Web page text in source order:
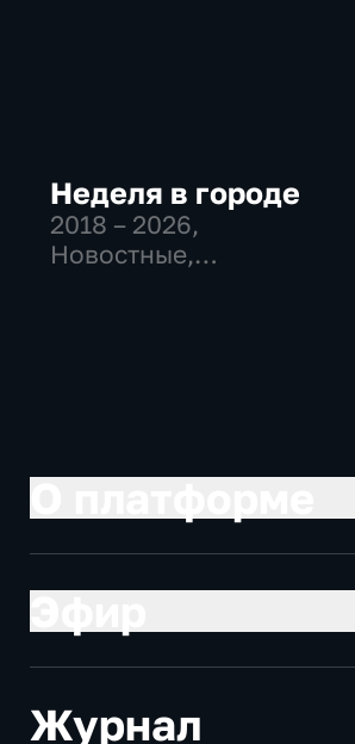
Неделя в городе
2018 – 2026,
Новостные,
Журнал